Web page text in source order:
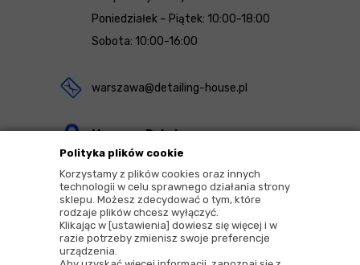
Polityka plików cookie
Korzystamy z plików cookies oraz innych
technologii w celu sprawnego działania strony
sklepu. Możesz zdecydować o tym, które
rodzaje plików chcesz wyłączyć.
Klikając w [ustawienia] dowiesz się więcej i w
razie potrzeby zmienisz swoje preferencje
urządzenia.
Poniedziałek – Piątek: 10:00-18:00
Sobota: 10:00-16:00
warszawa@detailing-house.pl
Magazyn Rekcin
Nomos Sp. z o.o. sp.k.
ul. Agrestowa 1
83-010 Rekcin